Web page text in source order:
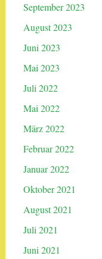
September 2023
August 2023
Juni 2023
Mai 2023
Juli 2022
Mai 2022
März 2022
Februar 2022
Januar 2022
Oktober 2021
August 2021
Juli 2021
Juni 2021